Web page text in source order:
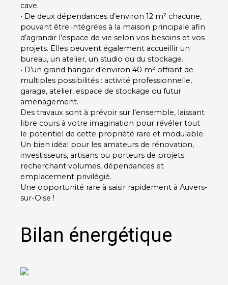
cave.
• De deux dépendances d’environ 12 m² chacune,
pouvant être intégrées à la maison principale afin
d’agrandir l’espace de vie selon vos besoins et vos
projets. Elles peuvent également accueillir un
bureau, un atelier, un studio ou du stockage.
• D’un grand hangar d’environ 40 m² offrant de
multiples possibilités : activité professionnelle,
garage, atelier, espace de stockage ou futur
aménagement.
Des travaux sont à prévoir sur l’ensemble, laissant
libre cours à votre imagination pour révéler tout
le potentiel de cette propriété rare et modulable.
Un bien idéal pour les amateurs de rénovation,
investisseurs, artisans ou porteurs de projets
recherchant volumes, dépendances et
emplacement privilégié.
Une opportunité rare à saisir rapidement à Auvers-
sur-Oise !
Bilan énergétique